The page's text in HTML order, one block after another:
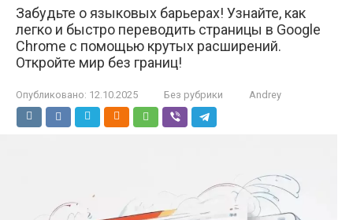
Забудьте о языковых барьерах! Узнайте, как
легко и быстро переводить страницы в Google
Chrome с помощью крутых расширений.
Откройте мир без границ!
Опубликовано: 12.10.2025 Без рубрики Andrey